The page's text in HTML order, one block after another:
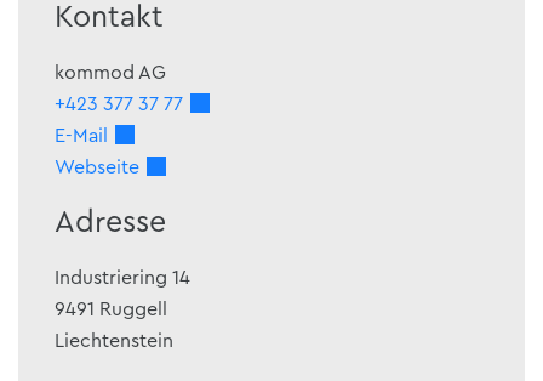
Kontakt
kommod AG
+423 377 37 77
E-Mail
Webseite
Adresse
Industriering 14
9491 Ruggell
Liechtenstein